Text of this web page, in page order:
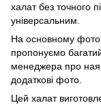
халат без точного
універсальним.
На основному фото
пропонуємо багатий
менеджера про
додаткові фото.
Цей халат